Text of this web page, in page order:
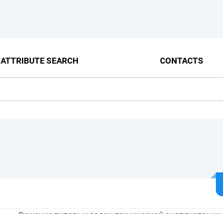
ATTRIBUTE SEARCH CONTACTS